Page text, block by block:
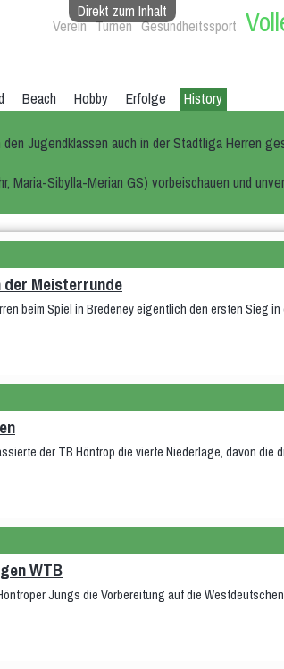
Direkt zum Inhalt
Verein Turnen Gesundheitssport
Beach Hobby Erfolge History
Jugendklassen auch in der Stadtliga Herren
Sibylla-Merian GS) vorbeischauen und
Meisterrunde
beim Spiel in Bredeney eigentlich den ersten Sieg
der TB Höntrop die vierte Niederlage, davon die
WTB
Jungs die Vorbereitung auf die